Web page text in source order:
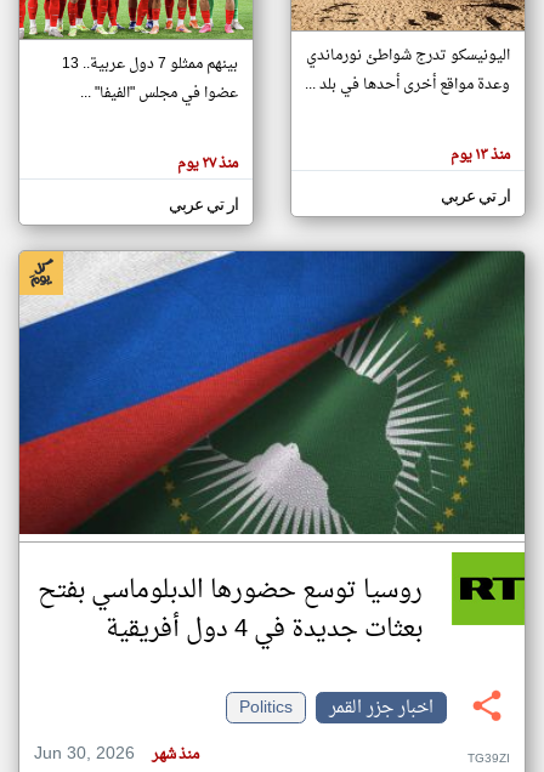
تغيير الدولة
اخبار جزر القمر على مدار الساعة
أهم اخبار جزر القمر العاجلة والمباشرة
هنا عن
وجهة
كاتبيها.
اليونيسكو تدرج شواطئ نورماندي
وعدة مواقع أخرى أحدها في بلد ...
منذ ١٣ يوم
ار تي عربي
بينهم ممثلو 7 دول عربية.. 13
عضوا في مجلس "الفيفا" ...
منذ ٢٧ يوم
ار تي عربي
روسيا توسع حضورها الدبلوماسي بفتح
بعثات جديدة في 4 دول أفريقية
اخبار جزر القمر
Politics
Jun 30, 2026
منذ شهر TG39ZI
klyoum.com